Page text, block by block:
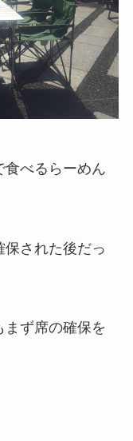
食べるらーめん
保された後だっ
ず席の確保を